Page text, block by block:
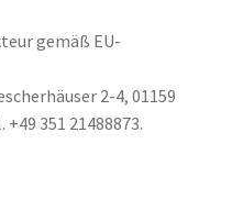
gemäß EU-
2-4, 01159
+49 351 21488873.